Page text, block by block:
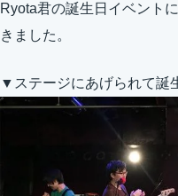
Ryota君の誕生日イベント
きました。
▼ステージにあげられて誕